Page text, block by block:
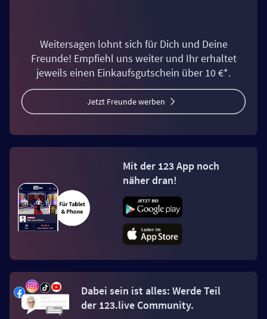
Weitersagen lohnt sich für Dich und Deine
Freunde! Empfiehl uns weiter und Ihr erhaltet
jeweils einen Einkaufsgutschein über 10 €*.
Jetzt Freunde werben
Mit der 123 App noch
näher dran!
Dabei sein ist alles: Werde Teil
der 123.live Community.